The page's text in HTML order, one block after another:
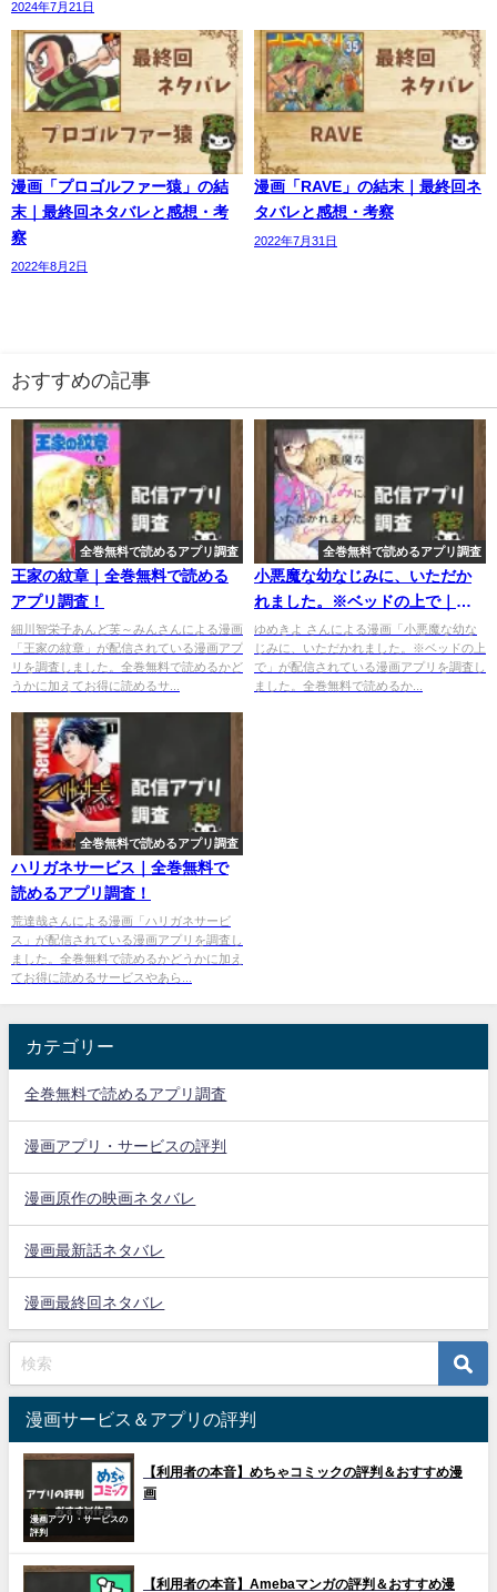
2024年7月21日
漫画「プロゴルファー猿」の結
末｜最終回ネタバレと感想・考
察
2022年8月2日
漫画「RAVE」の結末｜最終回ネ
タバレと感想・考察
2022年7月31日
おすすめの記事
全巻無料で読めるアプリ調査
王家の紋章｜全巻無料で読める
アプリ調査！
細川智栄子あんど芙～みんさんによる漫画
「王家の紋章」が配信されている漫画アプ
リを調査しました。全巻無料で読めるかど
うかに加えてお得に読めるサ...
全巻無料で読めるアプリ調査
小悪魔な幼なじみに、いただか
れました。※ベッドの上で｜全
巻無料で読めるアプリ調査！
ゆめきよ さんによる漫画「小悪魔な幼な
じみに、いただかれました。※ベッドの上
で」が配信されている漫画アプリを調査し
ました。全巻無料で読めるか...
全巻無料で読めるアプリ調査
ハリガネサービス｜全巻無料で
読めるアプリ調査！
荒達哉さんによる漫画「ハリガネサービ
ス」が配信されている漫画アプリを調査し
ました。全巻無料で読めるかどうかに加え
てお得に読めるサービスやあら...
カテゴリー
全巻無料で読めるアプリ調査
漫画アプリ・サービスの評判
漫画原作の映画ネタバレ
漫画最新話ネタバレ
漫画最終回ネタバレ
漫画サービス＆アプリの評判
漫画アプリ・サービスの
評判
【利用者の本音】めちゃコミックの評判＆おすすめ漫
画
【利用者の本音】Amebaマンガの評判＆おすすめ漫